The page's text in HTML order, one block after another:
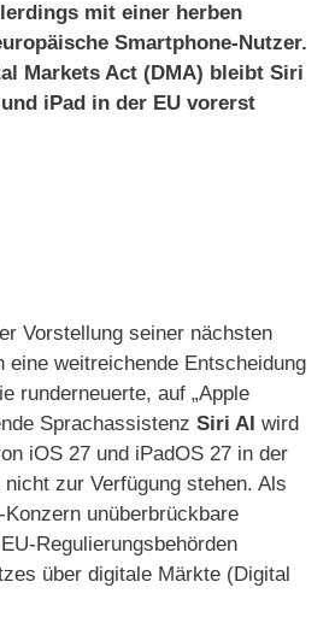
mit einer herben
Smartphone-Nutzer.
Markets Act (DMA) bleibt Siri
iPad in der EU vorerst
Vorstellung seiner nächsten
eine weitreichende Entscheidung
runderneuerte, auf „Apple
Sprachassistenz Siri AI wird
iOS 27 und iPadOS 27 in der
zur Verfügung stehen. Als
unüberbrückbare
Regulierungsbehörden
über digitale Märkte (Digital